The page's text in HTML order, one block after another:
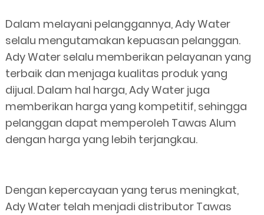
Dalam melayani pelanggannya, Ady Water
selalu mengutamakan kepuasan pelanggan.
Ady Water selalu memberikan pelayanan yang
terbaik dan menjaga kualitas produk yang
dijual. Dalam hal harga, Ady Water juga
memberikan harga yang kompetitif, sehingga
pelanggan dapat memperoleh Tawas Alum
dengan harga yang lebih terjangkau.
Dengan kepercayaan yang terus meningkat,
Ady Water telah menjadi distributor Tawas